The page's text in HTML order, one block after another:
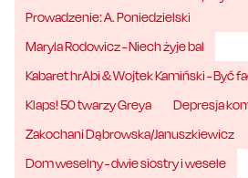
Prowadzenie: A. Poniedzielski
Maryla Rodowicz - Niech żyje bal
Kabaret hrAbi & Wojtek Kamiński - Być
Klaps! 50 twarzy Greya
Depresja
Zakochani Dąbrowska/Januszkiewicz
Dom weselny - dwie siostry i wesele